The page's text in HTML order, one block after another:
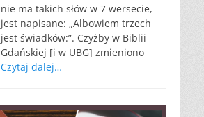
nie ma takich słów w 7 wersecie,
jest napisane: „Albowiem trzech
jest świadków:”. Czyżby w Biblii
Gdańskiej [i w UBG] zmieniono
Czytaj dalej…